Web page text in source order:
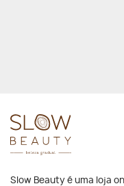
Slow Beauty é uma loja